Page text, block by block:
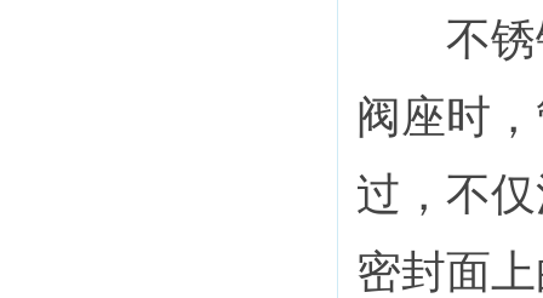
不锈钢
阀座时
过，不
密封面